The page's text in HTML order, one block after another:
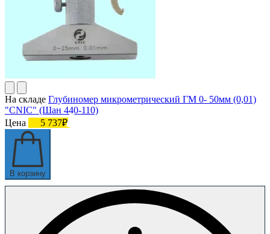
На складе Глубиномер микрометрический ГМ 0- 50мм (0,01)
"CNIC" (Шан 440-110)
Цена
5 737₽
В корзину